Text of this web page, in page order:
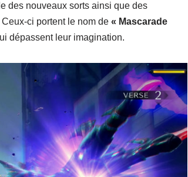
des nouveaux sorts ainsi que des
ci portent le nom de « Mascarade
dépassent leur imagination.